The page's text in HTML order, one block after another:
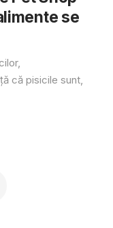
se
că pisicile sunt,